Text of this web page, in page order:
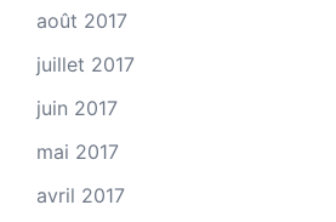
août 2017
juillet 2017
juin 2017
mai 2017
avril 2017